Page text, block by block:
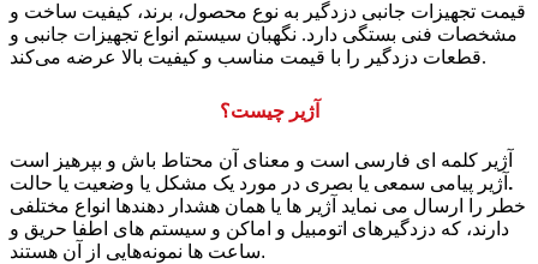
قیمت تجهیزات جانبی دزدگیر به نوع محصول، برند، کیفیت ساخت و
مشخصات فنی بستگی دارد. نگهبان سیستم انواع تجهیزات جانبی و
قطعات دزدگیر را با قیمت مناسب و کیفیت بالا عرضه می‌کند.
آژیر چیست؟
آژیر کلمه ای فارسی است و معنای آن محتاط باش و بپرهیز است
. آژیر پیامی سمعی یا بصری در مورد یک مشکل یا وضعیت یا حالت
خطر را ارسال می‌ نماید آژیر ها یا همان هشدار دهندها انواع مختلفی
دارند، که دزدگیرهای اتومبیل و اماکن و سیستم های اطفا حریق و
ساعت ها نمونه‌هایی از آن هستند.